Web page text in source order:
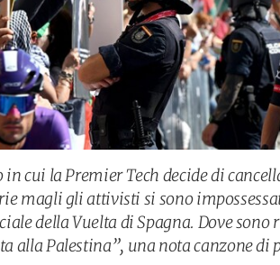
in cui la Premier Tech decide di
magli gli attivisti si sono
della Vuelta di Spagna. Dove sono
alla Palestina”, una nota canzone di